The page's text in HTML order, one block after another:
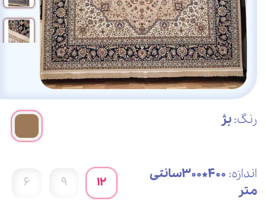
رنگ:بژ
اندازه:
400*300سانتی
متر
12
9
6